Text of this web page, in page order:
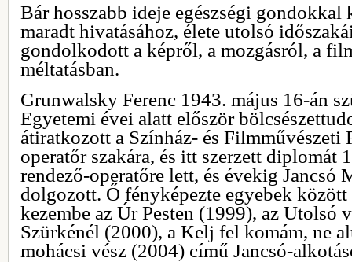
Bár hosszabb ideje egészségi
maradt hivatásához, élete utolsó
gondolkodott a képről, a mozgásról, a
méltatásban.
Grunwalsky Ferenc 1943. május 16-án
Egyetemi évei alatt először
átiratkozott a Színház- és Filmművészeti
operatőr szakára, és itt szerzett diplomát
rendező-operatőre lett, és évekig Jancsó
dolgozott. Ő fényképezte egyebek
kezembe az Úr Pesten (1999), az Utolsó
Szürkénél (2000), a Kelj fel komám, ne
mohácsi vész (2004) című Jancsó-